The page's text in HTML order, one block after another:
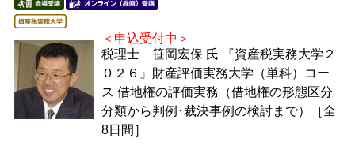
＜申込受付中＞
税理士 笹岡宏保 氏 『資産税実務大学２
０２６』財産評価実務大学（単科）コー
ス 借地権の評価実務（借地権の形態区分
分類から判例･裁決事例の検討まで）［全
8日間］